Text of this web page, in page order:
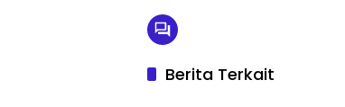
Berita Terkait
Berita